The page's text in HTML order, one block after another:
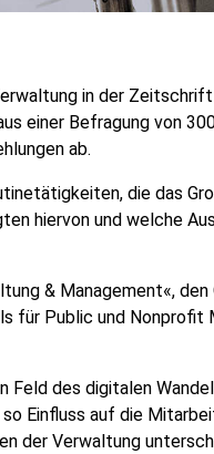
in der
einer Befragung von
ab.
die das
hiervon und welche
& Management«,
für Public und Nonprofit
des digitalen
Einfluss auf die
der Verwaltung